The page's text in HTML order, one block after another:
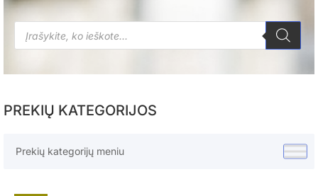
PREKIŲ KATEGORIJOS
Prekių kategorijų meniu